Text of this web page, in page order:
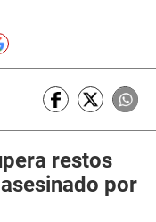
restos
por